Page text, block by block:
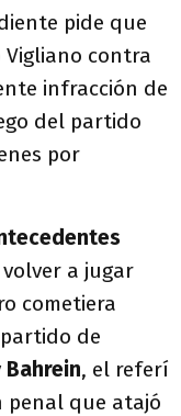
pide que
Vigliano contra
infracción de
del partido
por
a jugar
cometiera
de
Bahrein, el referí
penal que atajó